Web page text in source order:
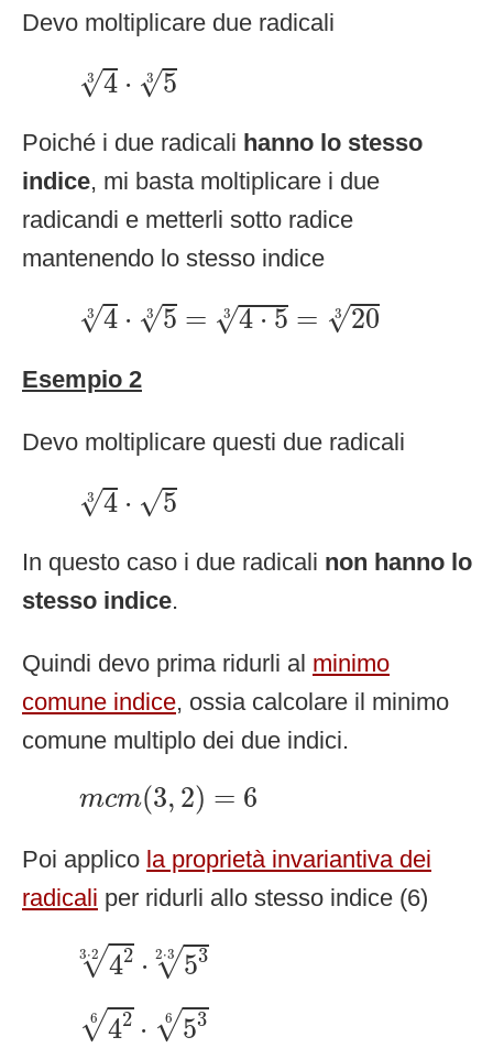
Devo moltiplicare due radicali
3
√4 ⋅ 3
√5
43 53
Poiché i due radicali hanno lo stesso
indice, mi basta moltiplicare i due
radicandi e metterli sotto radice
mantenendo lo stesso indice
3
√4 ⋅ 3
√5 = 3
√4⋅5 = 3
√20
3⋅5 4⋅53=20
Esempio 2
Devo moltiplicare questi due radicali
3
√4 ⋅ √5
43
In questo caso i due radicali non hanno lo
stesso indice.
Quindi devo prima ridurli al minimo
comune indice, ossia calcolare il minimo
comune multiplo dei due indici.
mcm(3, 2) = 6
m(3 ,2 6
Poi applico la proprietà invariantiva dei
radicali per ridurli allo stesso indice (6)
3⋅2
√42 ⋅ 2⋅3
√53
423⋅ ⋅532⋅
6
√42 ⋅ 6
√53
426 36